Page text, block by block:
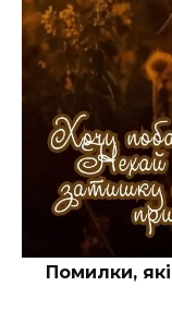
Помилки,